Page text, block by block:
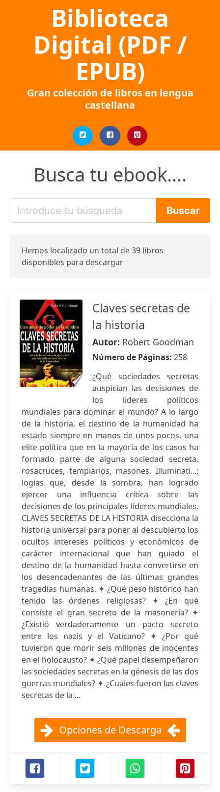
Biblioteca
Digital (PDF /
EPUB)
Gran colección de libros en lengua
castellana
Busca tu ebook....
Hemos localizado un total de 39 libros
disponibles para descargar
Claves secretas de
la historia
Autor: Robert Goodman
Número de Páginas: 258
¿Qué sociedades secretas
auspician las decisiones de
los líderes políticos
mundiales para dominar el mundo? A lo largo
de la historia, el destino de la humanidad ha
estado siempre en manos de unos pocos, una
elite política que en la mayoría de los casos ha
formado parte de alguna sociedad secreta,
rosacruces, templarios, masones, Illuminati...;
logias que, desde la sombra, han logrado
ejercer una influencia crítica sobre las
decisiones de los principales líderes mundiales.
CLAVES SECRETAS DE LA HISTORIA disecciona la
historia universal para poner al descubierto los
ocultos intereses políticos y económicos de
carácter internacional que han guiado el
destino de la humanidad hasta convertirse en
los desencadenantes de las últimas grandes
tragedias humanas. ✦ ¿Qué peso histórico han
tenido las órdenes religiosas? ✦ ¿En qué
consiste el gran secreto de la masonería? ✦
¿Existió verdaderamente un pacto secreto
entre los nazis y el Vaticano? ✦ ¿Por qué
tuvieron que morir seis millones de inocentes
en el holocausto? ✦ ¿Qué papel desempeñaron
las sociedades secretas en la génesis de las dos
guerras mundiales? ✦ ¿Cuáles fueron las claves
secretas de la ...
Opciones de Descarga